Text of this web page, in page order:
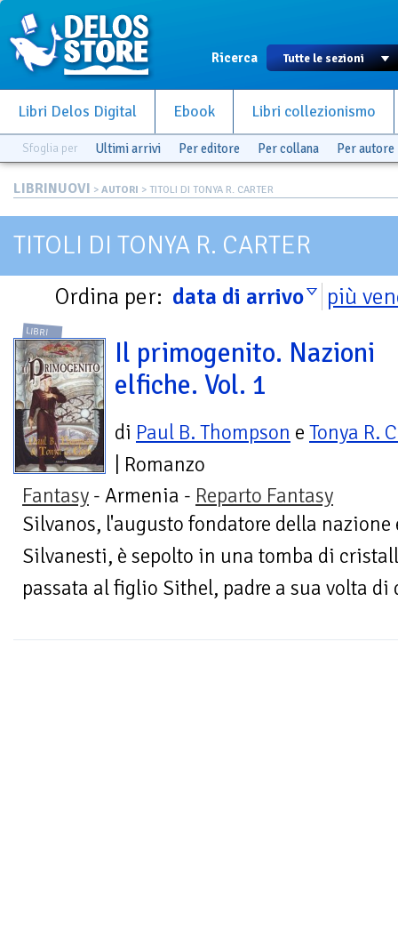
Ricerca
Libri Delos Digital Ebook Libri collezionismo
Sfoglia per Ultimi arrivi Per editore Per collana Per autore
LIBRINUOVI > AUTORI > TITOLI DI TONYA R. CARTER
TITOLI DI TONYA R. CARTER
Ordina per: data di arrivo più
LIBRI
Il primogenito. Nazioni
elfiche. Vol. 1
di Paul B. Thompson e Tonya R.
| Romanzo
Fantasy - Armenia - Reparto Fantasy
Silvanos, l'augusto fondatore della
Silvanesti, è sepolto in una tomba di
passata al figlio Sithel, padre a sua volta